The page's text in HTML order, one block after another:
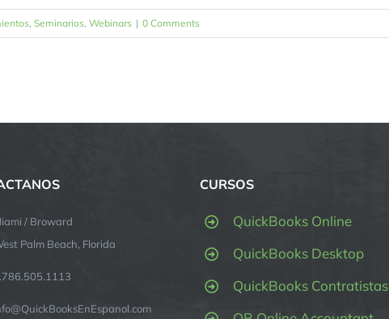
, Seminarios, Webinars | 0 Comments
/ Broward
Palm Beach, Florida
CURSOS
QuickBooks Online
QuickBooks Desktop
QuickBooks Contratistas